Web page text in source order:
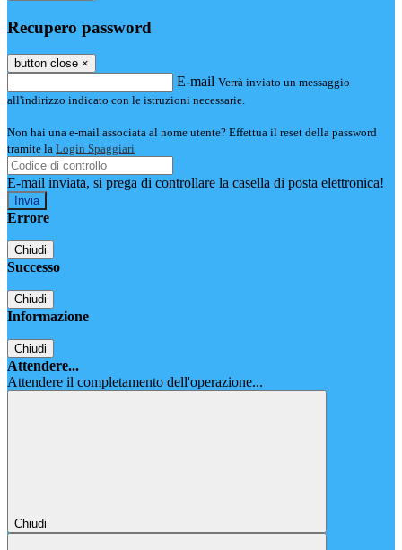
Recupero password
button close ×
E-mail Verrà inviato un messaggio
all'indirizzo indicato con le istruzioni necessarie.
Non hai una e-mail associata al nome utente? Effettua il reset della password
tramite la Login Spaggiari
E-mail inviata, si prega di controllare la casella di posta elettronica!
Errore
Chiudi
Successo
Chiudi
Informazione
Chiudi
Attendere...
Attendere il completamento dell'operazione...
Chiudi